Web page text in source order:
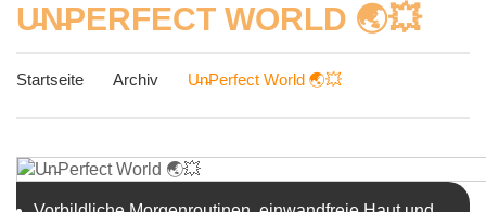
U̵N̵PERFECT WORLD 🌏💥
Startseite Archiv U̵n̵Perfect World 🌏💥